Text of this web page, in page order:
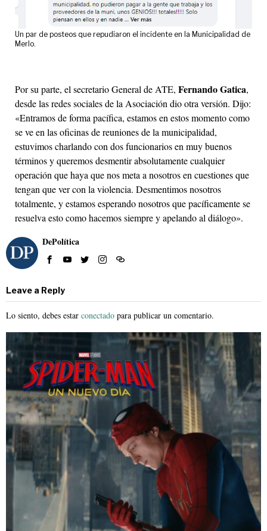
Un par de posteos que repudiaron el incidente en la Municipalidad de
Merlo.
Por su parte, el secretario General de ATE, Fernando Gatica,
desde las redes sociales de la Asociación dio otra versión. Dijo:
«Entramos de forma pacífica, estamos en estos momento como
se ve en las oficinas de reuniones de la municipalidad,
estuvimos charlando con dos funcionarios en muy buenos
términos y queremos desmentir absolutamente cualquier
operación que haya que nos meta a nosotros en cuestiones que
tengan que ver con la violencia. Desmentimos nosotros
totalmente, y estamos esperando nosotros que pacíficamente se
resuelva esto como hacemos siempre y apelando al diálogo».
DePolítica
Leave a Reply
Lo siento, debes estar conectado para publicar un comentario.